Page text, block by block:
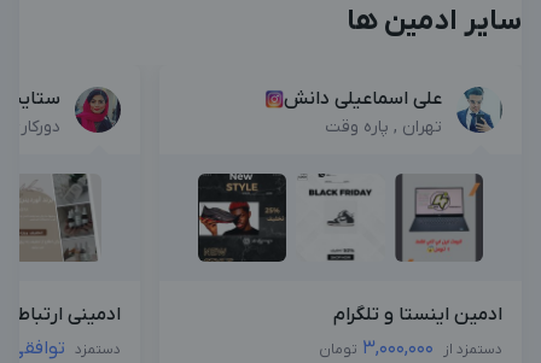
سایر ادمین ها
علی اسماعیلی دانش
تهران , پاره وقت
ادمین اینستا و تلگرام
دستمزد از 3,000,000 تومان
دورکاری
ادمینی ارتباط
دستمزد توافقی